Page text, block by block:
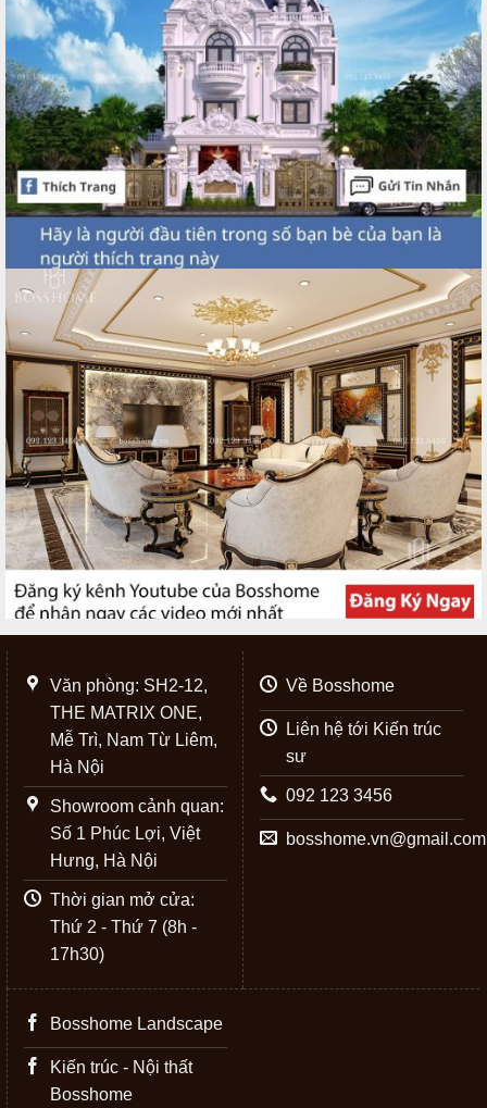
Văn phòng: SH2-12,
THE MATRIX ONE,
Mễ Trì, Nam Từ Liêm,
Hà Nội
Showroom cảnh quan:
Số 1 Phúc Lợi, Việt
Hưng, Hà Nội
Thời gian mở cửa:
Thứ 2 - Thứ 7 (8h -
17h30)
Về Bosshome
Liên hệ tới Kiến trúc
sư
092 123 3456
bosshome.vn@gmail.com
Bosshome Landscape
Kiến trúc - Nội thất
Bosshome